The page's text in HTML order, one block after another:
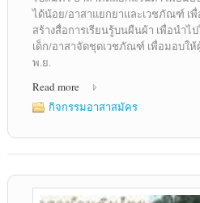
ได้น้อย/อาสาแยกยาและเวชภัณฑ์ เ
สร้างสื่อการเรียนรู้บนผืนผ้า เพื่อนำไ
เด็ก/อาสาจัดชุดเวชภัณฑ์ เพื่อมอบใ
พ.ย.
Read more
กิจกรรมอาสาสมัคร